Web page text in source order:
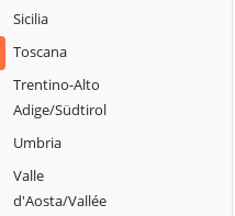
Sordio
Tavazzano con
Terranova dei
Lodigiano
Sicilia
Toscana
Trentino-Alto
Adige/Südtirol
Umbria
Valle
d'Aosta/Vallée